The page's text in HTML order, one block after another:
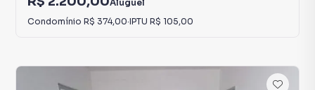
Aluguel
Condomínio R$ 374,00·IPTU R$ 105,00